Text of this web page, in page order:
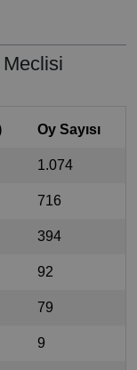
Oy Sayısı
1.074
716
394
92
79
9